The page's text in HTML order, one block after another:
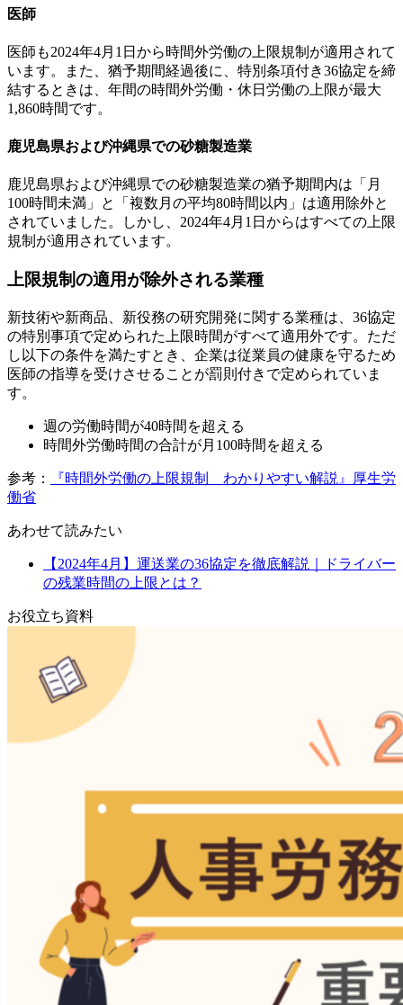
医師
医師も2024年4月1日から時間外労働の上限規制が適用されて
います。また、猶予期間経過後に、特別条項付き36協定を締
結するときは、年間の時間外労働・休日労働の上限が最大
1,860時間です。
鹿児島県および沖縄県での砂糖製造業
鹿児島県および沖縄県での砂糖製造業の猶予期間内は「月
100時間未満」と「複数月の平均80時間以内」は適用除外と
されていました。しかし、2024年4月1日からはすべての上限
規制が適用されています。
上限規制の適用が除外される業種
新技術や新商品、新役務の研究開発に関する業種は、36協定
の特別事項で定められた上限時間がすべて適用外です。ただ
し以下の条件を満たすとき、企業は従業員の健康を守るため
医師の指導を受けさせることが罰則付きで定められていま
す。
週の労働時間が40時間を超える
時間外労働時間の合計が月100時間を超える
参考：
『時間外労働の上限規制 わかりやすい解説』厚生労
働省
あわせて読みたい
【2024年4月】運送業の36協定を徹底解説｜ドライバー
の残業時間の上限とは？
お役立ち資料